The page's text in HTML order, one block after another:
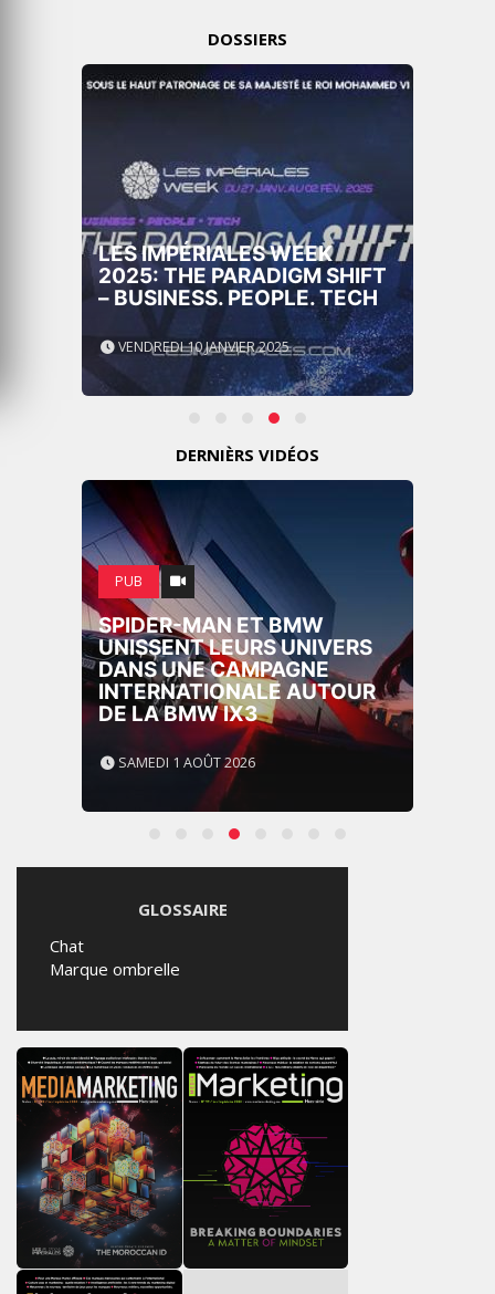
DOSSIERS
LES IMPÉRIALES WEEK
2025: THE PARADIGM SHIFT
– BUSINESS. PEOPLE. TECH
VENDREDI 10 JANVIER 2025
DERNIÈRS VIDÉOS
PUB
SPIDER-MAN ET BMW
UNISSENT LEURS UNIVERS
DANS UNE CAMPAGNE
INTERNATIONALE AUTOUR
DE LA BMW IX3
SAMEDI 1 AOÛT 2026
GLOSSAIRE
Chat
Marque ombrelle